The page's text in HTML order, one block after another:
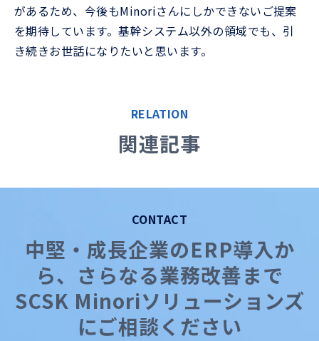
があるため、今後もMinoriさんにしかできないご提案
を期待しています。基幹システム以外の領域でも、引
き続きお世話になりたいと思います。
RELATION
関連記事
CONTACT
中堅・成長企業のERP導入か
ら、さらなる業務改善まで
SCSK Minoriソリューションズ
にご相談ください